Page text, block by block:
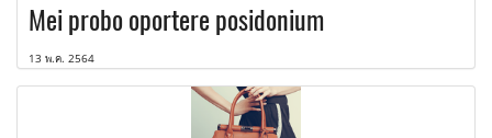
Mei probo oportere posidonium
13 พ.ค. 2564